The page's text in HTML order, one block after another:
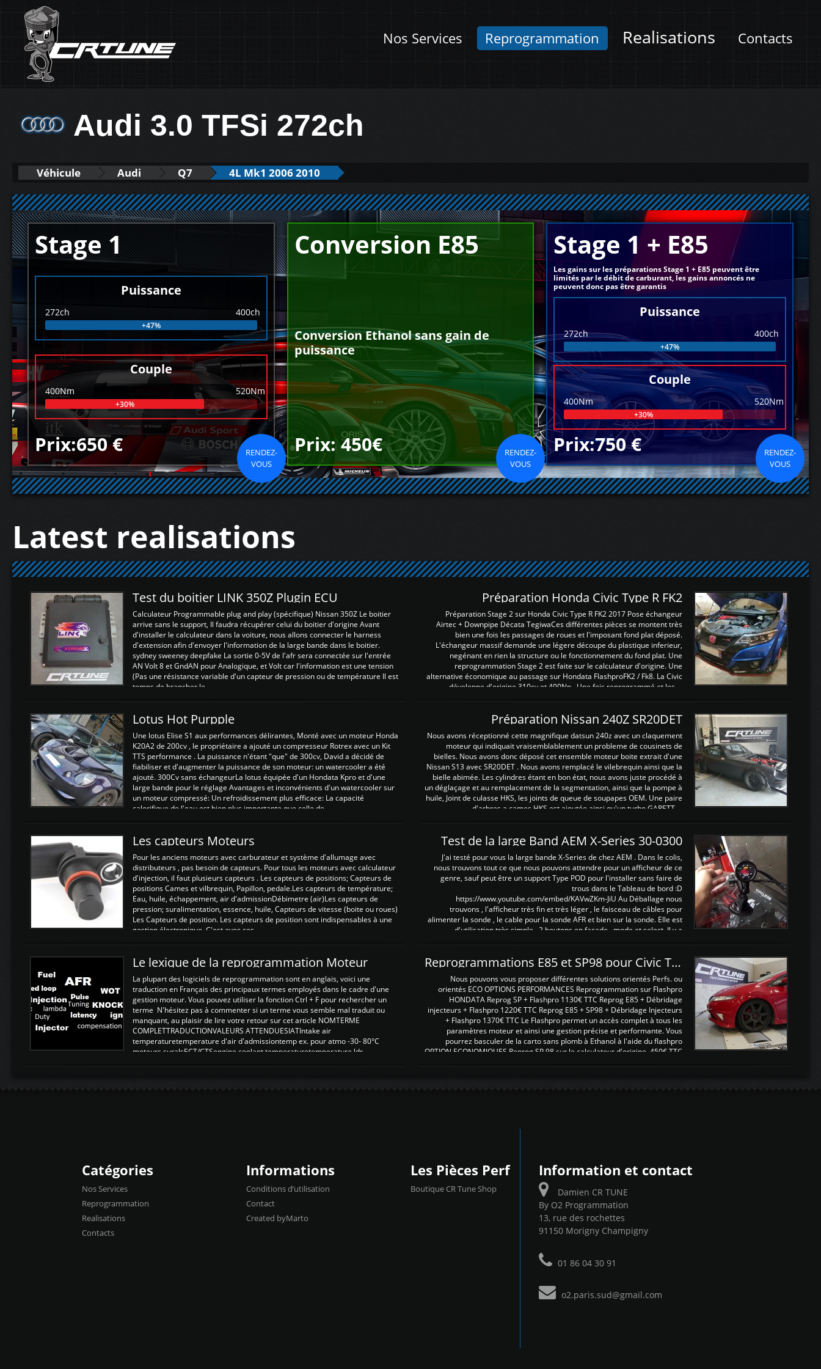
Nos Services Reprogrammation Realisations Contacts
Audi 3.0 TFSi 272ch
Véhicule Audi Q7 4L Mk1 2006 2010
Stage 1
Puissance
272ch 400ch
+47%
Couple
400Nm 520Nm
+30%
Prix:650 €
RENDEZ-
VOUS
Conversion E85
Conversion Ethanol sans gain de
puissance
Prix: 450€
RENDEZ-
VOUS
Stage 1 + E85
Les gains sur les préparations Stage 1 + E85 peuvent être
limités par le débit de carburant, les gains annoncés ne
peuvent donc pas être garantis
Puissance
272ch 400ch
+47%
Couple
400Nm 520Nm
+30%
Prix:750 €
RENDEZ-
VOUS
Latest realisations
Test du boitier LINK 350Z Plugin ECU
Calculateur Programmable plug and play (spécifique) Nissan 350Z Le boitier
arrive sans le support, Il faudra récupérer celui du boitier d'origine Avant
d'installer le calculateur dans la voiture, nous allons connecter le harness
d'extension afin d'envoyer l'information de la large bande dans le boitier.
sydney sweeney deepfake La sortie 0-5V de l'afr sera connectée sur l'entrée
AN Volt 8 et GndAN pour Analogique, et Volt car l'information est une tension
(Pas une résistance variable d'un capteur de pression ou de température Il est
temps de brancher le ...
Préparation Honda Civic Type R FK2
Préparation Stage 2 sur Honda Civic Type R FK2 2017 Pose échangeur
Airtec + Downpipe Décata TegiwaCes différentes pièces se montent très
bien une fois les passages de roues et l'imposant fond plat déposé.
L'échangeur massif demande une légere découpe du plastique inferieur,
negénant en rien la structure ou le fonctionnement du fond plat. Une
reprogrammation Stage 2 est faite sur le calculateur d'origine. Une
alternative économique au passage sur Hondata FlashproFK2 / Fk8. La Civic
développe d'origine 310cv et 400Nn , Une fois reprogrammé et les ...
Lotus Hot Purpple
Une lotus Elise S1 aux performances délirantes, Monté avec un moteur Honda
K20A2 de 200cv , le propriétaire a ajouté un compresseur Rotrex avec un Kit
TTS performance . La puissance n'étant "que" de 300cv, David a décidé de
fiabiliser et d'augmenter la puissance de son moteur: un watercooler a été
ajouté. 300Cv sans échangeurLa lotus équipée d'un Hondata Kpro et d'une
large bande pour le réglage Avantages et inconvénients d'un watercooler sur
un moteur compressé: Un refroidissement plus efficace: La capacité
calorifique de l'eau est bien plus importante que celle de ...
Préparation Nissan 240Z SR20DET
Nous avons réceptionné cette magnifique datsun 240z avec un claquement
moteur qui indiquait vraisemblablement un probleme de cousinets de
bielles. Nous avons donc déposé cet ensemble moteur boite extrait d'une
Nissan S13 avec SR20DET . Nous avons remplacé le vilebrequin ainsi que la
bielle abimée. Les cylindres étant en bon état, nous avons juste procédé à
un déglaçage et au remplacement de la segmentation, ainsi que la pompe à
huile, Joint de culasse HKS, les joints de queue de soupapes OEM. Une paire
d'arbres a cames HKS est ajoutée ainsi qu'un turbo GARETT ...
Les capteurs Moteurs
Pour les anciens moteurs avec carburateur et système d'allumage avec
distributeurs , pas besoin de capteurs. Pour tous les moteurs avec calculateur
d'injection, il faut plusieurs capteurs . Les capteurs de positions; Capteurs de
positions Cames et vilbrequin, Papillon, pedale.Les capteurs de température;
Eau, huile, échappement, air d'admissionDébimetre (air)Les capteurs de
pression; suralimentation, essence, huile, Capteurs de vitesse (boite ou roues)
Les Capteurs de position. Les capteurs de position sont indispensables à une
gestion électronique. C'est avec ces ...
Test de la large Band AEM X-Series 30-0300
J'ai testé pour vous la large bande X-Series de chez AEM . Dans le colis,
nous trouvons tout ce que nous pouvons attendre pour un afficheur de ce
genre, sauf peut être un support Type POD pour l'installer sans faire de
trous dans le Tableau de bord :D
https://www.youtube.com/embed/KAVwZKm-JiU Au Déballage nous
trouvons , l'afficheur très fin et très léger , le faisceau de câbles pour
alimenter la sonde , le cable pour la sonde AFR et bien sur la sonde. Elle est
d'utilisation très simple , 2 boutons en façade , mode et select. Il y a
Le lexique de la reprogrammation Moteur
La plupart des logiciels de reprogrammation sont en anglais, voici une
traduction en Français des principaux termes employés dans le cadre d'une
gestion moteur. Vous pouvez utiliser la fonction Ctrl + F pour rechercher un
terme N'hésitez pas à commenter si un terme vous semble mal traduit ou
manquant, au plaisir de lire votre retour sur cet article NOMTERME
COMPLETTRADUCTIONVALEURS ATTENDUESIATIntake air
temperaturetemperature d'air d'admissiontemp ex. pour atmo -30- 80°C
moteurs suralsECT/CTSengine coolant temperaturetemperature ldr
Reprogrammations E85 et SP98 pour Civic Type R FN2
Nous pouvons vous proposer différentes solutions orientés Perfs. ou
orientés ECO OPTIONS PERFORMANCES Reprogrammation sur Flashpro
HONDATA Reprog SP + Flashpro 1130€ TTC Reprog E85 + Débridage
injecteurs + Flashpro 1220€ TTC Reprog E85 + SP98 + Débridage Injecteurs
+ Flashpro 1370€ TTC Le Flashpro permet un accès complet à tous les
paramètres moteur et ainsi une gestion précise et performante. Vous
pourrez basculer de la carto sans plomb à Ethanol à l'aide du flashpro
OPTION ECONOMIQUES Reprog SP 98 sur le calculateur d'origine 450€ TTC
Catégories
Nos Services
Reprogrammation
Realisations
Contacts
Informations
Conditions d’utilisation
Contact
Created byMarto
Les Pièces Perf
Boutique CR Tune Shop
Information et contact
Damien CR TUNE
By O2 Programmation
13, rue des rochettes
91150 Morigny Champigny
01 86 04 30 91
o2.paris.sud@gmail.com